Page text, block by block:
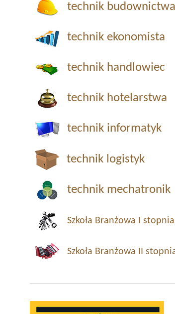
technik budownictwa
technik ekonomista
technik handlowiec
technik hotelarstwa
technik informatyk
technik logistyk
technik mechatronik
Szkoła Branżowa I stopnia
Szkoła Branżowa II